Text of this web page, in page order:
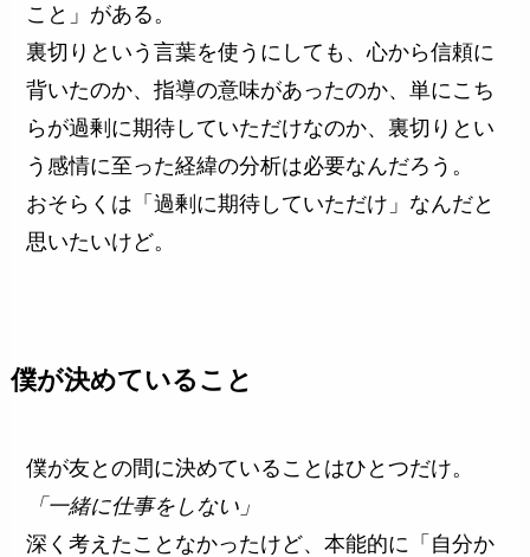
こと」がある。
裏切りという言葉を使うにしても、心から信頼に
背いたのか、指導の意味があったのか、単にこち
らが過剰に期待していただけなのか、裏切りとい
う感情に至った経緯の分析は必要なんだろう。
おそらくは「過剰に期待していただけ」なんだと
思いたいけど。
僕が決めていること
僕が友との間に決めていることはひとつだけ。
「一緒に仕事をしない」
深く考えたことなかったけど、本能的に「自分か